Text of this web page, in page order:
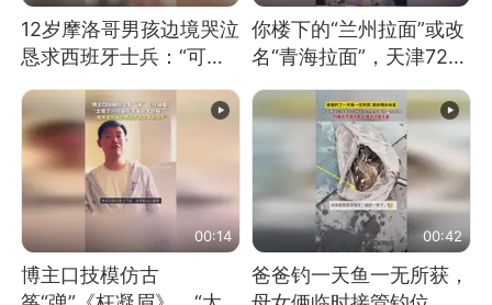
12岁摩洛哥男孩边境哭泣
恳求西班牙士兵：“可不
可以不要把我遣返回国”
你楼下的“兰州拉面”或改
名“青海拉面”，天津72家
面馆已集体更换招牌
00:14
博主口技模仿古
00:42
爸爸钓一天鱼一无所获，